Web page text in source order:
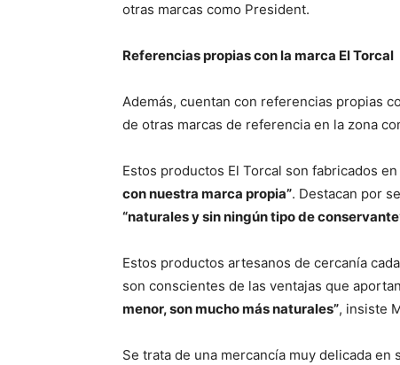
otras marcas como President.
Referencias propias con la marca El Torcal
Además, cuentan con referencias propias
de otras marcas de referencia en la zona
Estos productos El Torcal son fabricados
con nuestra marca propia”. Destacan por
“naturales y sin ningún tipo de
Estos productos artesanos de cercanía
son conscientes de las ventajas que
menor, son mucho más naturales”, insiste
Se trata de una mercancía muy delicada